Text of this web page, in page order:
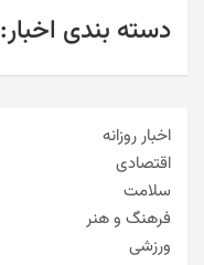
دسته بندی اخبار:
اخبار روزانه
اقتصادی
سلامت
فرهنگ و هنر
ورزشی